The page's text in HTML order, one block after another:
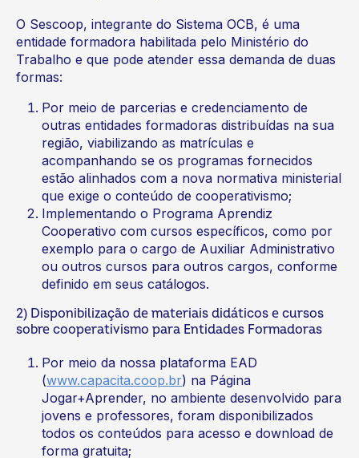
O Sescoop, integrante do Sistema OCB, é uma
entidade formadora habilitada pelo Ministério do
Trabalho e que pode atender essa demanda de duas
formas:
Por meio de parcerias e credenciamento de
outras entidades formadoras distribuídas na sua
região, viabilizando as matrículas e
acompanhando se os programas fornecidos
estão alinhados com a nova normativa ministerial
que exige o conteúdo de cooperativismo;
Implementando o Programa Aprendiz
Cooperativo com cursos específicos, como por
exemplo para o cargo de Auxiliar Administrativo
ou outros cursos para outros cargos, conforme
definido em seus catálogos.
2) Disponibilização de materiais didáticos e cursos
sobre cooperativismo para Entidades Formadoras
Por meio da nossa plataforma EAD
(www.capacita.coop.br) na Página
Jogar+Aprender, no ambiente desenvolvido para
jovens e professores, foram disponibilizados
todos os conteúdos para acesso e download de
forma gratuita;